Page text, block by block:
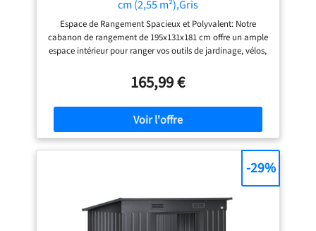
cm (2,55 m²),Gris
Espace de Rangement Spacieux et Polyvalent: Notre
cabanon de rangement de 195x131x181 cm offre un ample
espace intérieur pour ranger vos outils de jardinage, vélos,
hauteur de 181 cm, il permet d'accéder facilement à vos
objets sans vous baisser, aidant à maintenir votre jardin,
votre terrasse ou votre balcon propre et ordonné. Acier
Galvanisé Premium: Fabriqué en acier galvanisé robuste
avec un revêtement protecteur de haute qualité, ce
cabanon résiste à la rouille, à la corrosion, aux rayons UV
garantissent une forte stabilité. Sûr et Ventilé: Équipé de
portes en métal verrouillables pour protéger vos objets de
valeur contre le vol et les petits animaux. Les grilles de
165,99 €
-29%